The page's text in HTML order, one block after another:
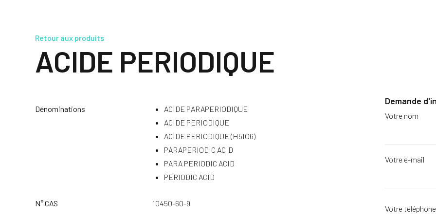
Retour aux produits
ACIDE PERIODIQUE
Dénominations
ACIDE PARAPERIODIQUE
ACIDE PERIODIQUE
ACIDE PERIODIQUE (H5IO6)
PARAPERIODIC ACID
PARA PERIODIC ACID
PERIODIC ACID
N° CAS
10450-60-9
Demande
Votre nom
Votre e-mail
Votre téléphone